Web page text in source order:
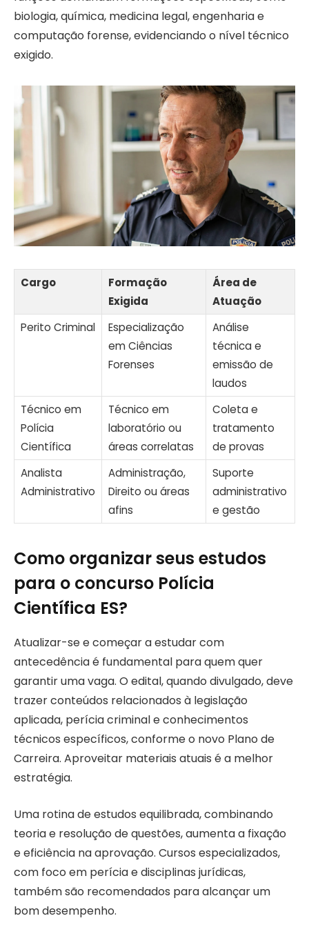
biologia, química, medicina legal, engenharia e
computação forense, evidenciando o nível técnico
exigido.
Cargo
Formação
Exigida
Área de
Atuação
Perito Criminal
Especialização
em Ciências
Forenses
Análise
técnica e
emissão de
laudos
Técnico em
Polícia
Científica
Técnico em
laboratório ou
áreas correlatas
Coleta e
tratamento
de provas
Analista
Administrativo
Administração,
Direito ou áreas
afins
Suporte
administrativo
e gestão
Como organizar seus estudos
para o concurso Polícia
Científica ES?
Atualizar-se e começar a estudar com
antecedência é fundamental para quem quer
garantir uma vaga. O edital, quando divulgado, deve
trazer conteúdos relacionados à legislação
aplicada, perícia criminal e conhecimentos
técnicos específicos, conforme o novo Plano de
Carreira. Aproveitar materiais atuais é a melhor
estratégia.
Uma rotina de estudos equilibrada, combinando
teoria e resolução de questões, aumenta a fixação
e eficiência na aprovação. Cursos especializados,
com foco em perícia e disciplinas jurídicas,
também são recomendados para alcançar um
bom desempenho.